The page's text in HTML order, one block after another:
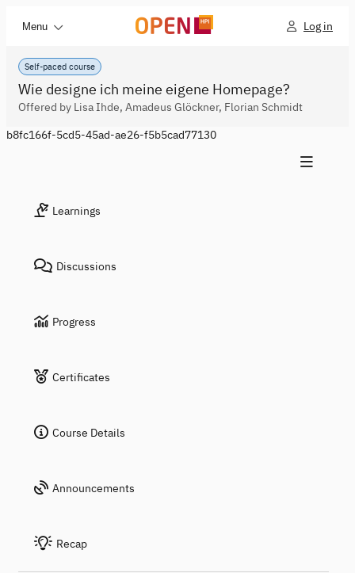
Menu Log in
Self-paced course
Wie designe ich meine eigene Homepage?
Offered by Lisa Ihde, Amadeus Glöckner, Florian Schmidt
b8fc166f-5cd5-45ad-ae26-f5b5cad77130
Learnings
Discussions
Progress
Certificates
Course Details
Announcements
Recap